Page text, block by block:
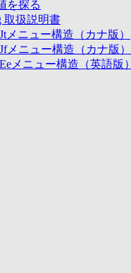
を探る
取扱説明書
メニュー構造（カナ版）
メニュー構造（カナ版）
メニュー構造（英語版